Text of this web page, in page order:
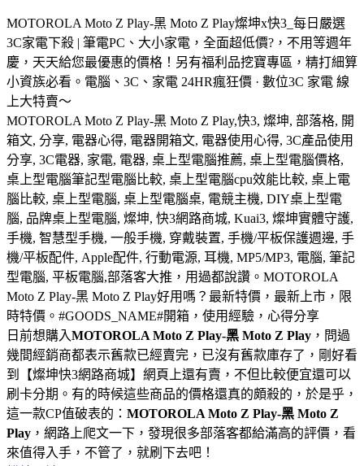
MOTOROLA Moto Z Play-黑 Moto Z Play燦坤x快3_每日嚴選
3C家電下殺 | 筆電PC、大小家電，全面超低價?，不用等週年
慶，天天給您最優惠的價格！另有福利品挖寶專區，精打細算
小資族必看。電腦、3C、家電 24HR瘋狂價 · 數位3C 家電 線
上大特賣～
MOTOROLA Moto Z Play-黑 Moto Z Play,快3, 燦坤, 部落格, 開
箱文, 分享, 電器心得, 電器開箱文, 電器使用心得, 3C產品使用
分享, 3C電器, 家電, 電器, 桌上型電腦推薦, 桌上型電腦價格,
桌上型電腦筆記型電腦比較, 桌上型電腦cpu效能比較, 桌上電
腦比較, 桌上型電腦, 桌上型電腦桌, 電競主機, DIY桌上型電
腦, 品牌桌上型電腦, 燦坤, 快3網路商城, Kuai3, 燦坤實體守護,
手機, 智慧型手機, 一般手機, 穿戴裝置, 手機/平板保護週邊, 手
機/平板配件, Apple配件, 行動電源, 耳機, MP5/MP3, 電腦, 筆記
型電腦, 平板電腦,部落客大推，用過都說讚。MOTOROLA
Moto Z Play-黑 Moto Z Play好用嗎？最新特價，最新上市，限
時特價。#GOODS_NAME#開箱，使用經驗，心得分享
日前想購入MOTOROLA Moto Z Play-黑 Moto Z Play ，問過
幾間經銷商都表示舊款已經賣完，已沒有舊款庫存了，剛好看
到【燦坤快3網路商城】網頁上還有賣，不但比較便宜還可以
刷卡分期。有的時候這些商品的價格還真的頗殺的，於是乎，
這一款CP值破表的： MOTOROLA Moto Z Play-黑 Moto Z
Play ，網路上爬文一下，發現很多部落客都給滿高的評價，看
來值得入手，不管了，就刷下去吧！